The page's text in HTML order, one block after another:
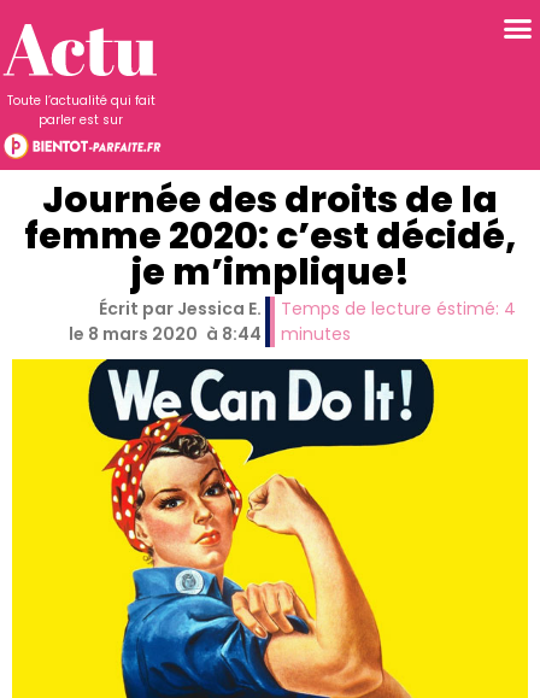
Toute l’actualité qui fait
parler est sur
Journée des droits de la
femme 2020: c’est décidé,
je m’implique!
Écrit par Jessica E.
le 8 mars 2020 à 8:44
Temps de lecture éstimé: 4
minutes